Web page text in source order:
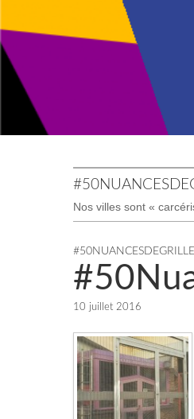
Nos villes sont «
10 juillet 2016